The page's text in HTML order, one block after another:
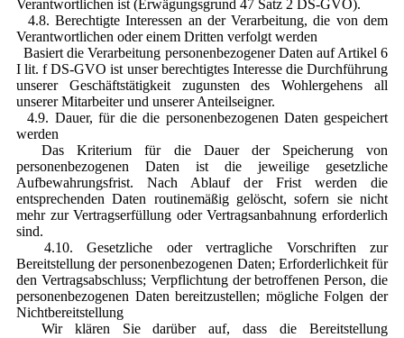
Verantwortlichen ist (Erwägungsgrund 47 Satz 2 DS-GVO).
4.8. Berechtigte Interessen an der Verarbeitung, die von dem
Verantwortlichen oder einem Dritten verfolgt werden
Basiert die Verarbeitung personenbezogener Daten auf Artikel 6
I lit. f DS-GVO ist unser berechtigtes Interesse die Durchführung
unserer Geschäftstätigkeit zugunsten des Wohlergehens all
unserer Mitarbeiter und unserer Anteilseigner.
4.9. Dauer, für die die personenbezogenen Daten gespeichert
werden
Das Kriterium für die Dauer der Speicherung von
personenbezogenen Daten ist die jeweilige gesetzliche
Aufbewahrungsfrist. Nach Ablauf der Frist werden die
entsprechenden Daten routinemäßig gelöscht, sofern sie nicht
mehr zur Vertragserfüllung oder Vertragsanbahnung erforderlich
sind.
4.10. Gesetzliche oder vertragliche Vorschriften zur
Bereitstellung der personenbezogenen Daten; Erforderlichkeit für
den Vertragsabschluss; Verpflichtung der betroffenen Person, die
personenbezogenen Daten bereitzustellen; mögliche Folgen der
Nichtbereitstellung
Wir klären Sie darüber auf, dass die Bereitstellung